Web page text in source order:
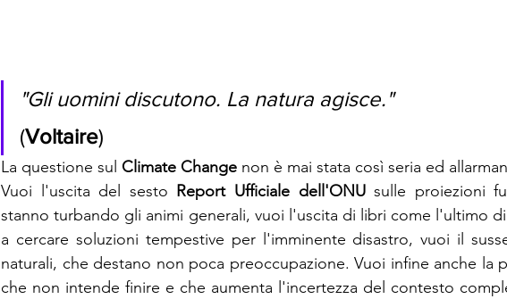
"Gli uomini discutono. La natura agisce."
(Voltaire)
La questione sul Climate Change non è mai stata così seria ed
Vuoi l'uscita del sesto Report Ufficiale dell'ONU sulle proiezioni
stanno turbando gli animi generali, vuoi l'uscita di libri come l'ultimo di
a cercare soluzioni tempestive per l'imminente disastro, vuoi il
naturali, che destano non poca preoccupazione. Vuoi infine anche la
che non intende finire e che aumenta l'incertezza del contesto